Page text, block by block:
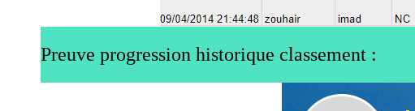
Preuve progression historique classement :